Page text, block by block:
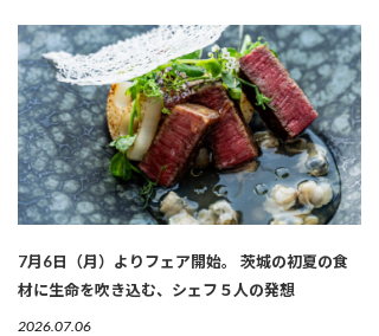
7月6日（月）よりフェア開始。 茨城の初夏の食
材に生命を吹き込む、シェフ５人の発想
2026.07.06